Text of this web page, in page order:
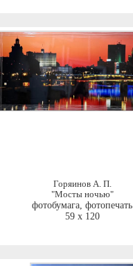
Горяинов А. П.
"Мосты ночью"
фотобумага, фотопечать
59 x 120